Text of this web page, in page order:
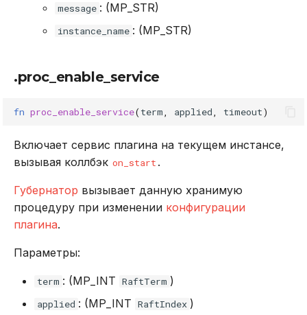
message : (MP_STR)
instance_name : (MP_STR)
.proc_enable_service
fn proc_enable_service(term applied timeout)
Включает сервис плагина на текущем инстансе,
вызывая коллбэк on_start .
Губернатор вызывает данную хранимую
процедуру при изменении конфигурации
плагина.
Параметры:
term : (MP_INT RaftTerm )
applied : (MP_INT RaftIndex )